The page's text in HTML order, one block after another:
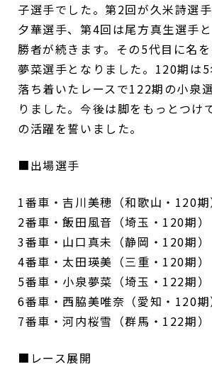
子選手でした。第2回が久米詩選
夕華選手、第4回は尾方真生選手
勝者が続きます。その5代目に名
夢菜選手となりました。120期は5
落ち着いたレースで122期の小泉
りました。今後は脚をもっとつけ
の活躍を誓いました。
■出場選手
1番車・吉川美穂（和歌山・120期
2番車・飯田風音（埼玉・120期）
3番車・山口真未（静岡・120期）
4番車・太田瑛美（三重・120期）
5番車・小泉夢菜（埼玉・122期）
6番車・西脇美唯奈（愛知・120期
7番車・河内桜雪（群馬・122期）
■レース展開